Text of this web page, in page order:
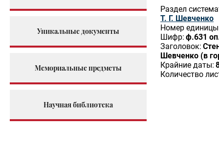
Уникальные документы
Мемориальные предметы
Научная библиотека
Раздел
Т. Г. Шевченко
Номер единицы
Шифр: ф.631
Заголовок:
Шевченко (в
Крайние даты:
Количество